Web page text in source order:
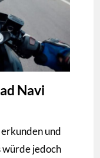
Navi
und
würde jedoch